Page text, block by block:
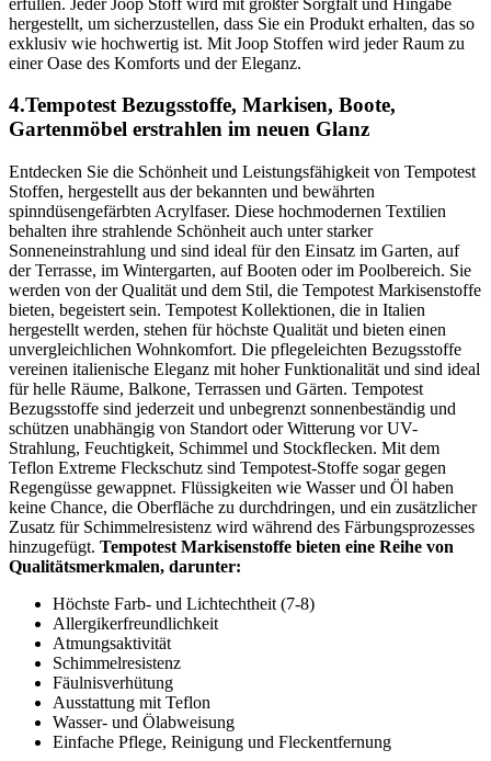
hergestellt, um sicherzustellen, dass Sie ein Produkt erhalten, das so
exklusiv wie hochwertig ist. Mit Joop Stoffen wird jeder Raum zu
einer Oase des Komforts und der Eleganz.
4.Tempotest Bezugsstoffe, Markisen, Boote,
Gartenmöbel erstrahlen im neuen Glanz
Entdecken Sie die Schönheit und Leistungsfähigkeit von Tempotest
Stoffen, hergestellt aus der bekannten und bewährten
spinndüsengefärbten Acrylfaser. Diese hochmodernen Textilien
behalten ihre strahlende Schönheit auch unter starker
Sonneneinstrahlung und sind ideal für den Einsatz im Garten, auf
der Terrasse, im Wintergarten, auf Booten oder im Poolbereich. Sie
werden von der Qualität und dem Stil, die Tempotest Markisenstoffe
bieten, begeistert sein. Tempotest Kollektionen, die in Italien
hergestellt werden, stehen für höchste Qualität und bieten einen
unvergleichlichen Wohnkomfort. Die pflegeleichten Bezugsstoffe
vereinen italienische Eleganz mit hoher Funktionalität und sind ideal
für helle Räume, Balkone, Terrassen und Gärten. Tempotest
Bezugsstoffe sind jederzeit und unbegrenzt sonnenbeständig und
schützen unabhängig von Standort oder Witterung vor UV-
Strahlung, Feuchtigkeit, Schimmel und Stockflecken. Mit dem
Teflon Extreme Fleckschutz sind Tempotest-Stoffe sogar gegen
Regengüsse gewappnet. Flüssigkeiten wie Wasser und Öl haben
keine Chance, die Oberfläche zu durchdringen, und ein zusätzlicher
Zusatz für Schimmelresistenz wird während des Färbungsprozesses
hinzugefügt. Tempotest Markisenstoffe bieten eine Reihe von
Qualitätsmerkmalen, darunter:
Höchste Farb- und Lichtechtheit (7-8)
Allergikerfreundlichkeit
Atmungsaktivität
Schimmelresistenz
Fäulnisverhütung
Ausstattung mit Teflon
Wasser- und Ölabweisung
Einfache Pflege, Reinigung und Fleckentfernung